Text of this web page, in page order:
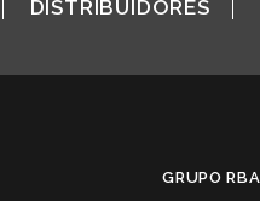
DISTRIBUIDORES
GRUPO RBA